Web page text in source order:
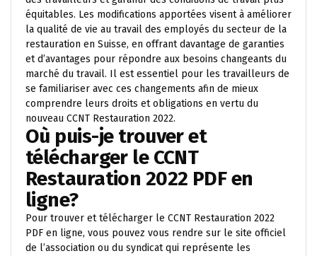
équitables. Les modifications apportées visent à améliorer
la qualité de vie au travail des employés du secteur de la
restauration en Suisse, en offrant davantage de garanties
et d’avantages pour répondre aux besoins changeants du
marché du travail. Il est essentiel pour les travailleurs de
se familiariser avec ces changements afin de mieux
comprendre leurs droits et obligations en vertu du
nouveau CCNT Restauration 2022.
Où puis-je trouver et
télécharger le CCNT
Restauration 2022 PDF en
ligne?
Pour trouver et télécharger le CCNT Restauration 2022
PDF en ligne, vous pouvez vous rendre sur le site officiel
de l’association ou du syndicat qui représente les